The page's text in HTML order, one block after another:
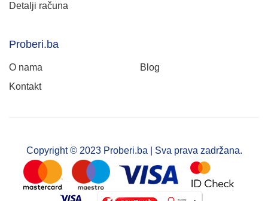
Detalji računa
Proberi.ba
O nama
Blog
Kontakt
Copyright © 2023 Proberi.ba | Sva prava zadržana.